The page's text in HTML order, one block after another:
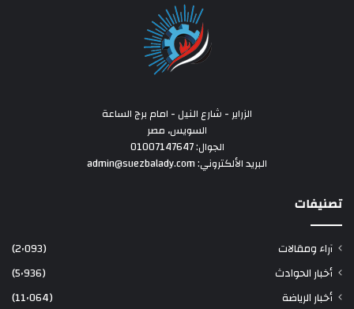
الزراير - شارع النيل - امام برج الساعة
السويس، مصر
الجوال: 01007147647
البريد الألكتروني: admin@suezbalady.com
تصنيفات
آراء ومقالات
(2٬093)
أخبار الحوادث
(5٬936)
أخبار الرياضة
(11٬064)